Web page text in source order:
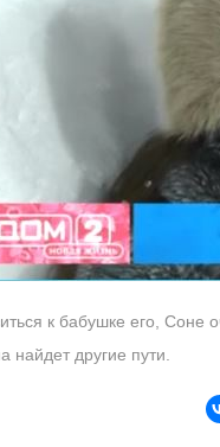
к бабушке его,
найдет другие пути.